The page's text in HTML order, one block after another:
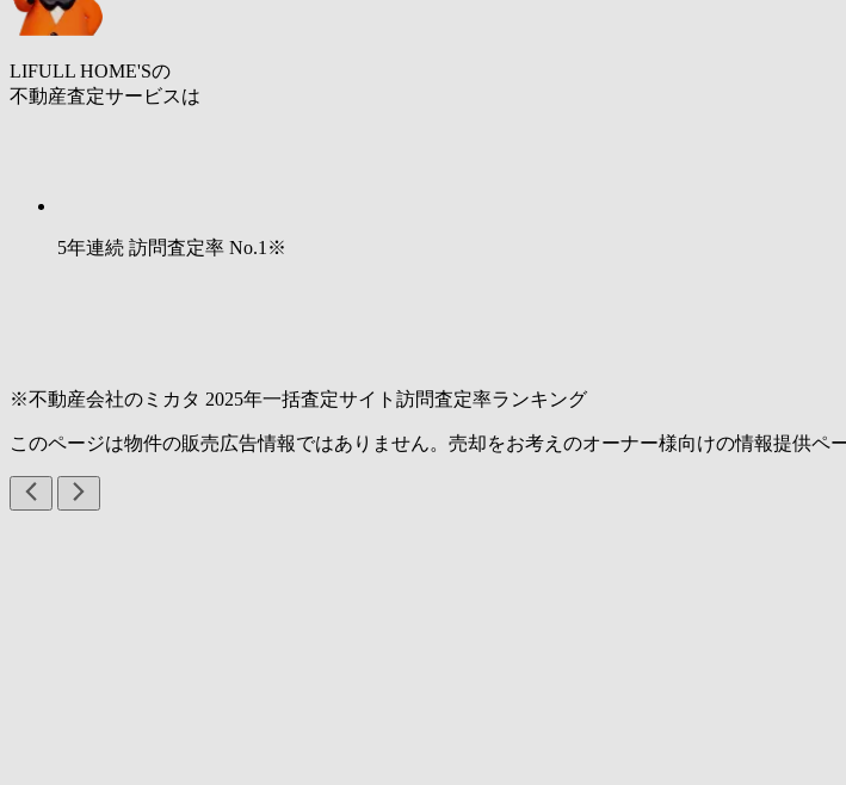
LIFULL HOME'Sの
不動産査定サービスは
5年連続 訪問査定率 No.1 ※
※不動産会社のミカタ 2025年一括査定サイト訪問査定率ランキング
このページは物件の販売広告情報ではありません。売却をお考えのオーナー様向けの情報提供ペー